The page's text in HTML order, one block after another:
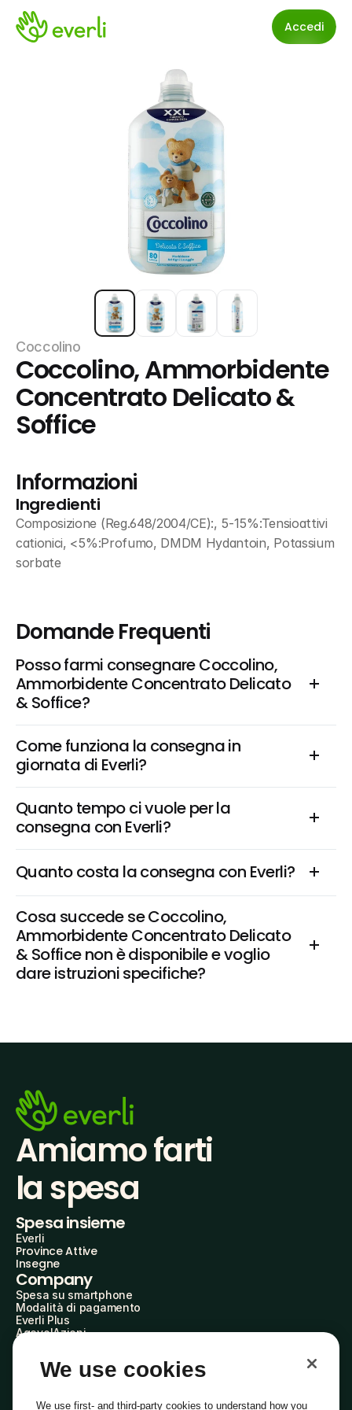
Accedi
Coccolino
Coccolino, Ammorbidente
Concentrato Delicato &
Soffice
Informazioni
Ingredienti
Composizione (Reg.648/2004/CE):, 5-15%:Tensioattivi
cationici, <5%:Profumo, DMDM Hydantoin, Potassium
sorbate
Domande Frequenti
Posso farmi consegnare Coccolino,
Ammorbidente Concentrato Delicato
& Soffice?
Come funziona la consegna in
giornata di Everli?
Quanto tempo ci vuole per la
consegna con Everli?
Quanto costa la consegna con Everli?
Cosa succede se Coccolino,
Ammorbidente Concentrato Delicato
& Soffice non è disponibile e voglio
dare istruzioni specifiche?
Amiamo farti
la spesa
Spesa insieme
Everli
Province Attive
Insegne
Company
Spesa su smartphone
Modalità di pagamento
Everli Plus
AgevolAzioni
Everli Shoppers
Scopri chi siamo
We use cookies
We use first- and third-party cookies to understand how you